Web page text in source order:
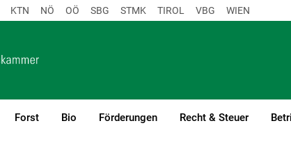
KTN NÖ OÖ SBG STMK TIROL VBG WIEN
Forst Bio Förderungen Recht & Steuer